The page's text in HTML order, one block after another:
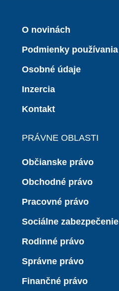
O novinách
Podmienky používania
Osobné údaje
Inzercia
Kontakt
PRÁVNE OBLASTI
Občianske právo
Obchodné právo
Pracovné právo
Sociálne zabezpečenie
Rodinné právo
Správne právo
Finančné právo